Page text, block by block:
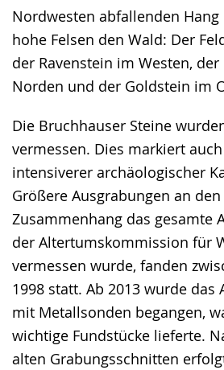
Nordwesten abfallenden
hohe Felsen den Wald: Der
der Ravenstein im Westen,
Norden und der Goldstein im
Die Bruchhauser Steine
vermessen. Dies markiert
intensiverer archäologischer
Größere Ausgrabungen an
Zusammenhang das gesamte
der Altertumskommission für
vermessen wurde, fanden
1998 statt. Ab 2013 wurde das
mit Metallsonden begangen,
wichtige Fundstücke lieferte.
alten Grabungsschnitten